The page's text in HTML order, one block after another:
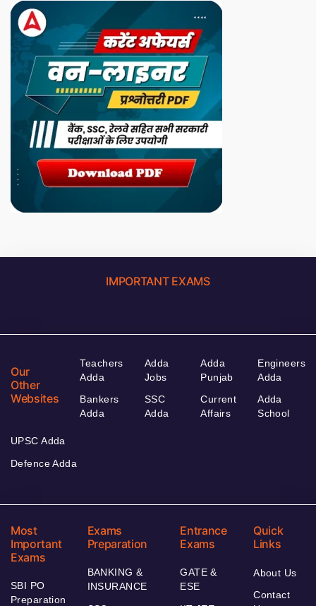
IMPORTANT EXAMS
Our
Other
Websites
Teachers
Adda
Bankers
Adda
Adda
Jobs
SSC
Adda
Adda
Punjab
Current
Affairs
Engineers
Adda
Adda
School
UPSC Adda
Defence Adda
Most
Important
Exams
SBI PO
Preparation
Exams
Preparation
BANKING &
INSURANCE
Entrance
Exams
GATE &
ESE
Quick
Links
About Us
Contact